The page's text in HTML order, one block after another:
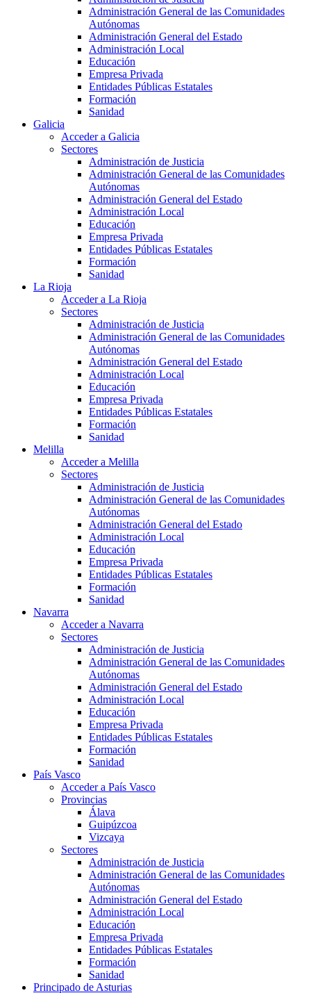
Administración General de las Comunidades
Autónomas
Administración General del Estado
Administración Local
Educación
Empresa Privada
Entidades Públicas Estatales
Formación
Sanidad
Galicia
Acceder a Galicia
Sectores
Administración de Justicia
Administración General de las Comunidades
Autónomas
Administración General del Estado
Administración Local
Educación
Empresa Privada
Entidades Públicas Estatales
Formación
Sanidad
La Rioja
Acceder a La Rioja
Sectores
Administración de Justicia
Administración General de las Comunidades
Autónomas
Administración General del Estado
Administración Local
Educación
Empresa Privada
Entidades Públicas Estatales
Formación
Sanidad
Melilla
Acceder a Melilla
Sectores
Administración de Justicia
Administración General de las Comunidades
Autónomas
Administración General del Estado
Administración Local
Educación
Empresa Privada
Entidades Públicas Estatales
Formación
Sanidad
Navarra
Acceder a Navarra
Sectores
Administración de Justicia
Administración General de las Comunidades
Autónomas
Administración General del Estado
Administración Local
Educación
Empresa Privada
Entidades Públicas Estatales
Formación
Sanidad
País Vasco
Acceder a País Vasco
Provincias
Álava
Guipúzcoa
Vizcaya
Sectores
Administración de Justicia
Administración General de las Comunidades
Autónomas
Administración General del Estado
Administración Local
Educación
Empresa Privada
Entidades Públicas Estatales
Formación
Sanidad
Principado de Asturias